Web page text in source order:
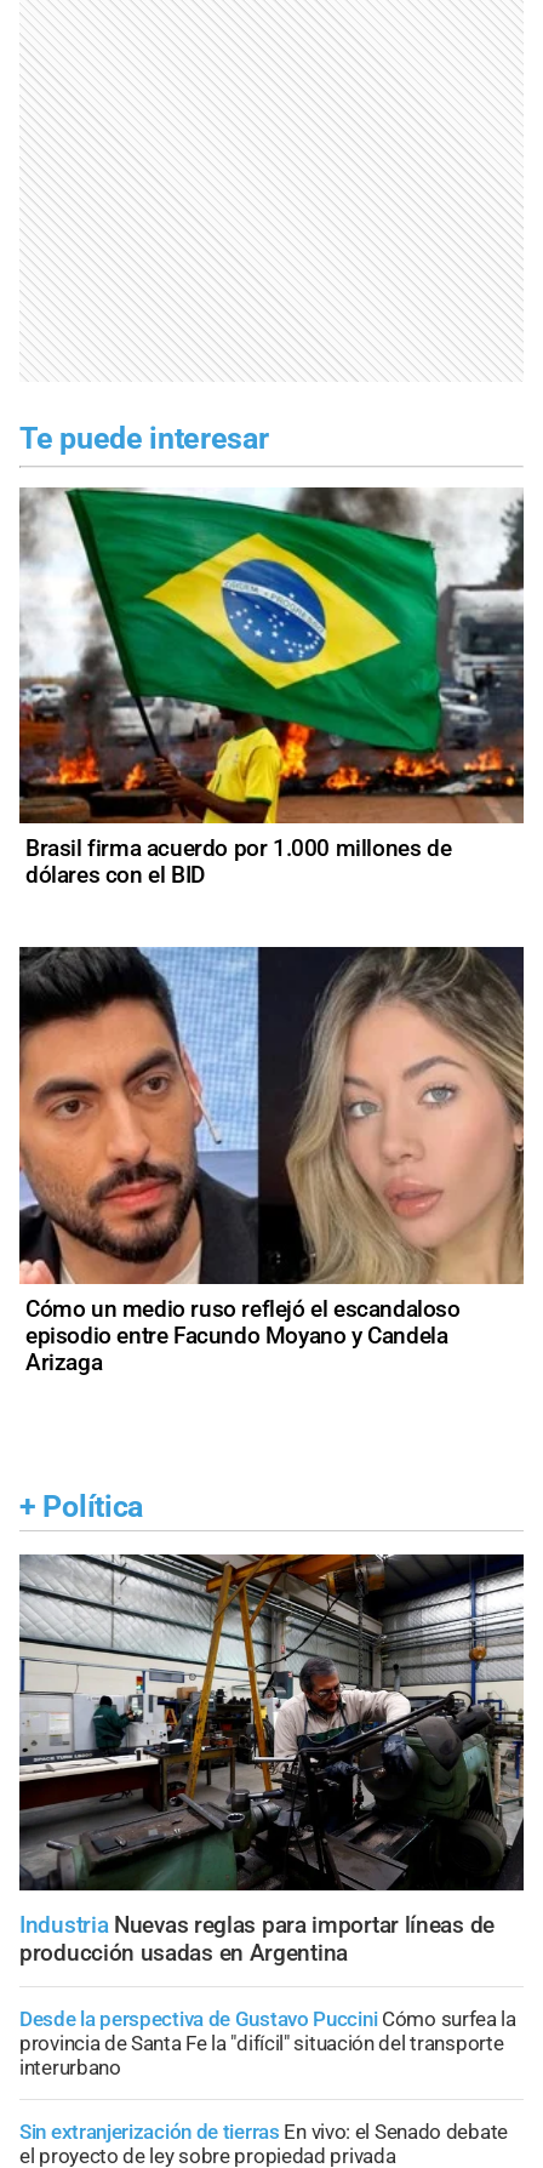
Te puede interesar
Brasil firma acuerdo por 1.000 millones de
dólares con el BID
Cómo un medio ruso reflejó el escandaloso
episodio entre Facundo Moyano y Candela
Arizaga
+ Política
Industria Nuevas reglas para importar líneas de
producción usadas en Argentina
Desde la perspectiva de Gustavo Puccini Cómo surfea la
provincia de Santa Fe la "difícil" situación del transporte
interurbano
Sin extranjerización de tierras En vivo: el Senado debate
el proyecto de ley sobre propiedad privada